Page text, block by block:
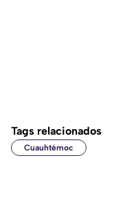
Tags relacionados
Cuauhtémoc